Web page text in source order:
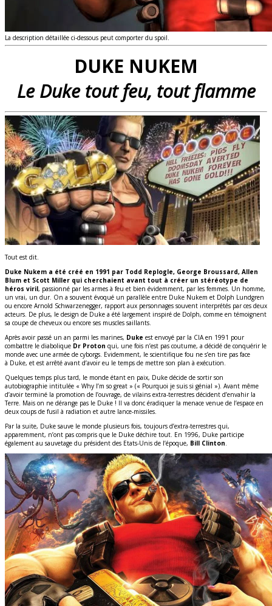
La description détaillée ci-dessous peut comporter du spoil.
DUKE NUKEM
Le Duke tout feu, tout flamme
Tout est dit.
Duke Nukem a été créé en 1991 par Todd Replogle, George Broussard, Allen
Blum et Scott Miller qui cherchaient avant tout à créer un stéréotype de
héros viril, passionné par les armes à feu et bien évidemment, par les femmes. Un homme,
un vrai, un dur. On a souvent évoqué un parallèle entre Duke Nukem et Dolph Lundgren
ou encore Arnold Schwarzenegger, rapport aux personnages souvent interprétés par ces deux
acteurs. De plus, le design de Duke a été largement inspiré de Dolph, comme en témoignent
sa coupe de cheveux ou encore ses muscles saillants.
Après avoir passé un an parmi les marines, Duke est envoyé par la CIA en 1991 pour
combattre le diabolique Dr Proton qui, une fois n’est pas coutume, a décidé de conquérir le
monde avec une armée de cyborgs. Evidemment, le scientifique fou ne s’en tire pas face
à Duke, et est arrêté avant d’avoir eu le temps de mettre son plan à exécution.
Quelques temps plus tard, le monde étant en paix, Duke décide de sortir son
autobiographie intitulée « Why I’m so great » (« Pourquoi je suis si génial »). Avant même
d’avoir terminé la promotion de l’ouvrage, de vilains extra-terrestres décident d’envahir la
Terre. Mais on ne dérange pas le Duke ! Il va donc éradiquer la menace venue de l’espace en
deux coups de fusil à radiation et autre lance-missiles.
Par la suite, Duke sauve le monde plusieurs fois, toujours d’extra-terrestres qui,
apparemment, n’ont pas compris que le Duke déchire tout. En 1996, Duke participe
également au sauvetage du président des Etats-Unis de l’époque, Bill Clinton